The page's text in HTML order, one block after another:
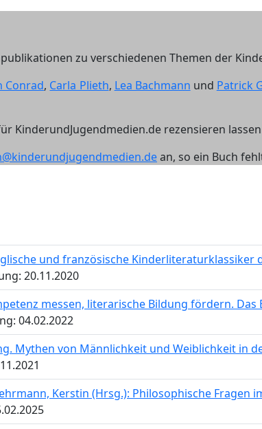
zu verschiedenen Themen der
Conrad, Carla Plieth, Lea Bachmann und Patrick
KinderundJugendmedien.de rezensieren
an, so ein Buch
und französische
20.11.2020
messen, literarische Bildung fördern. Das
04.02.2022
Mythen von Männlichkeit und Weiblichkeit in
Kerstin (Hrsg.): Philosophische Fragen